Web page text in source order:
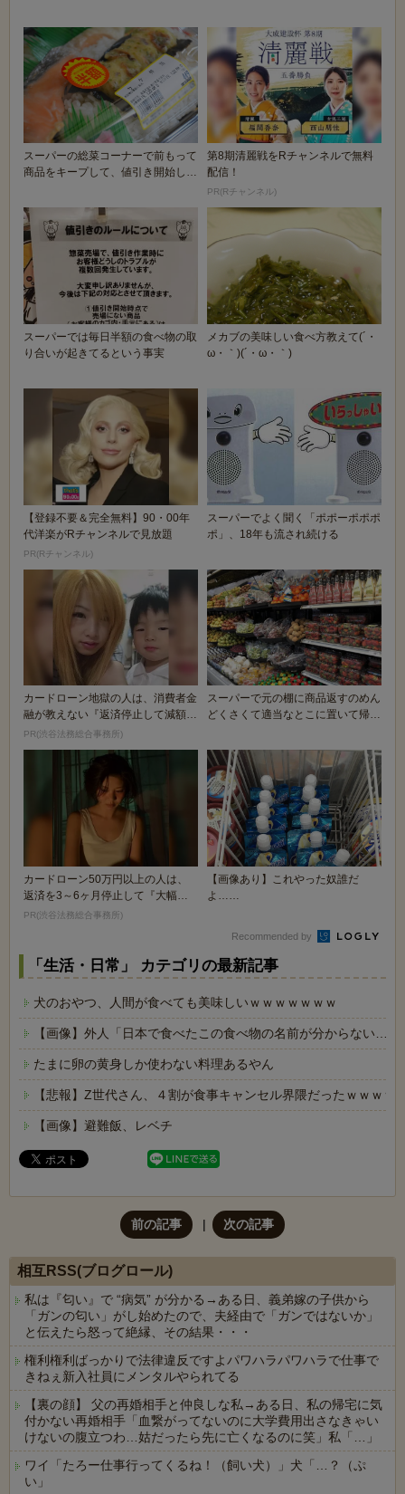
スーパーの総菜コーナーで前もって
商品をキープして、値引き開始した
第8期清麗戦をRチャンネルで無料
配信！
PR(Rチャンネル)
スーパーでは毎日半額の食べ物の取
り合いが起きてるという事実
メカブの美味しい食べ方教えて(´・
ω・｀)(´・ω・｀)
【登録不要＆完全無料】90・00年
代洋楽がRチャンネルで見放題
PR(Rチャンネル)
スーパーでよく聞く「ポポーポポポ
ポ」、18年も流され続ける
カードローン地獄の人は、消費者金
融が教えない『返済停止して減額・
免除する方法』で...
PR(渋谷法務総合事務所)
スーパーで元の棚に商品返すのめん
どくさくて適当なとこに置いて帰る
カードローン50万円以上の人は、
返済を3～6ヶ月停止して『大幅に
減額してから返済...
PR(渋谷法務総合事務所)
【画像あり】これやった奴誰だ
よ……
Recommended by
「生活・日常」 カテゴリの最新記事
犬のおやつ、人間が食べても美味しいｗｗｗｗｗｗｗ
【画像】外人「日本で食べたこの食べ物の名前が分からない…
たまに卵の黄身しか使わない料理あるやん
【悲報】Z世代さん、４割が食事キャンセル界隈だったｗｗｗｗ
【画像】避難飯、レベチ
前の記事 次の記事
相互RSS(ブログロール)
私は『匂い』で “病気” が分かる→ある日、義弟嫁の子供から
「ガンの匂い」がし始めたので、夫経由で「ガンではないか」
と伝えたら怒って絶縁、その結果・・・
権利権利ばっかりで法律違反ですよパワハラパワハラで仕事で
きねぇ新入社員にメンタルやられてる
【裏の顔】 父の再婚相手と仲良しな私→ある日、私の帰宅に気
付かない再婚相手「血繋がってないのに大学費用出さなきゃい
けないの腹立つわ…姑だったら先に亡くなるのに笑」私「…」
ワイ「たろー仕事行ってくるね！（飼い犬）」犬「…？（ぷ
い」